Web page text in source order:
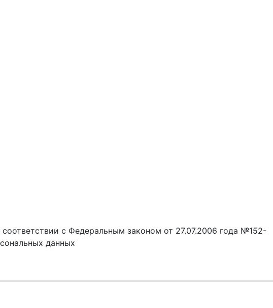
с Федеральным законом от 27.07.2006 года №152-
данных